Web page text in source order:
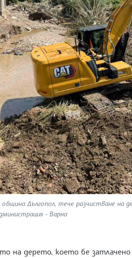
Дългопол, тече разчистване
- Варна
на дерето, което бе